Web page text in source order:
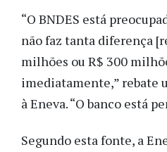
“O BNDES está
não faz tanta diferença
milhões ou R$ 300
imediatamente,” rebate
à Eneva. “O banco está
Segundo esta fonte, a